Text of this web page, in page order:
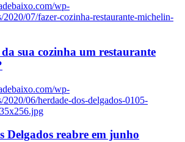
wp-
2020/07/fazer-cozinha-restaurante-michelin-
sua cozinha um restaurante
wp-
2020/06/herdade-dos-delgados-0105-
Delgados reabre em junho